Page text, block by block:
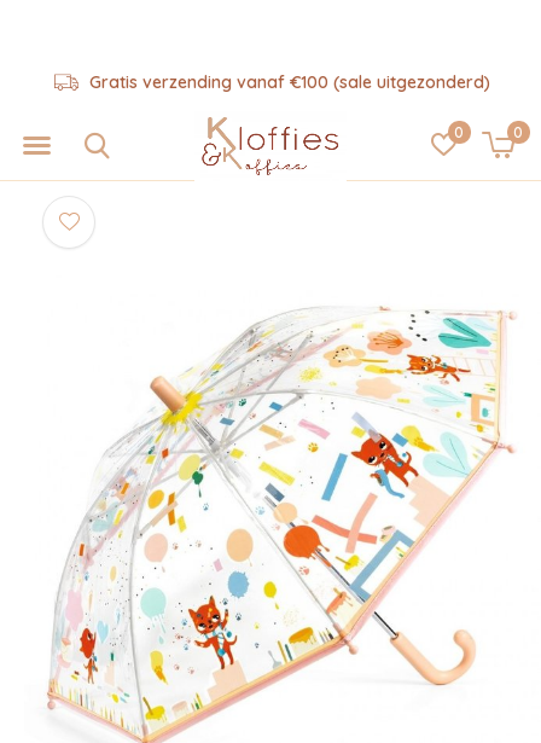
0 0
Gratis verzending vanaf €100 (sale uitgezonderd)